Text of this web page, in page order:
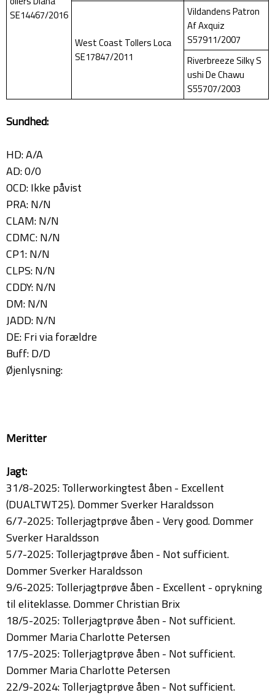
SE14467/2016
West Coast Tollers Loca
SE17847/2011
Vildandens Patron
Af Axquiz
S57911/2007
Riverbreeze Silky S
ushi De Chawu
S55707/2003
Sundhed:
HD: A/A
AD: 0/0
OCD: Ikke påvist
PRA: N/N
CLAM: N/N
CDMC: N/N
CP1: N/N
CLPS: N/N
CDDY: N/N
DM: N/N
JADD: N/N
DE: Fri via forældre
Buff: D/D
Øjenlysning:
Meritter
Jagt:
31/8-2025: Tollerworkingtest åben - Excellent
(DUALTWT25). Dommer Sverker Haraldsson
6/7-2025: Tollerjagtprøve åben - Very good. Dommer
Sverker Haraldsson
5/7-2025: Tollerjagtprøve åben - Not sufficient.
Dommer Sverker Haraldsson
9/6-2025: Tollerjagtprøve åben - Excellent - oprykning
til eliteklasse. Dommer Christian Brix
18/5-2025: Tollerjagtprøve åben - Not sufficient.
Dommer Maria Charlotte Petersen
17/5-2025: Tollerjagtprøve åben - Not sufficient.
Dommer Maria Charlotte Petersen
22/9-2024: Tollerjagtprøve åben - Not sufficient.